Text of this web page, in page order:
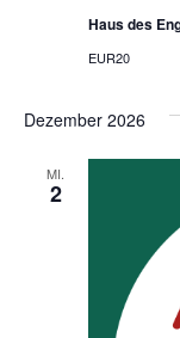
Haus des
EUR20
Dezember 2026
MI.
2